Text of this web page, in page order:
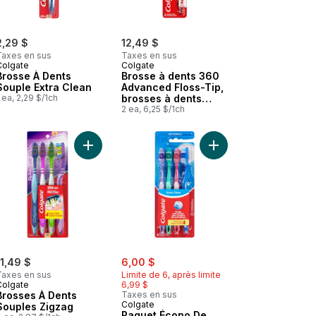
$
en sus
À Dents
Extra Clean
ea, 2,29 $/1ch
12,49 $
Taxes en sus
Colgate
Brosse à dents 360
Advanced Floss-Tip,
brosses à dents
souples pour adultes
2 ea, 6,25 $/1ch
souple au panier
à dents tête multi-angle Clean, souple au panier
$
en sus
À Dents
Zigzag
Ajouter Brosses À Dents Souples Zigzag au
sale:
6,00 $
Limite de 6, après limite
6,99 $
Taxes en sus
Colgate
Ajouter Paquet